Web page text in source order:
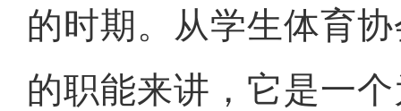
的时期。从学生体育
的职能来讲，它是一